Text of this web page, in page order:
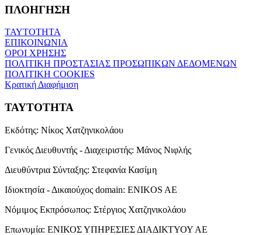
ΠΛΟΗΓΗΣΗ
ΤΑΥΤΟΤΗΤΑ
ΕΠΙΚΟΙΝΩΝΙΑ
ΟΡΟΙ ΧΡΗΣΗΣ
ΠΟΛΙΤΙΚΗ ΠΡΟΣΤΑΣΙΑΣ ΠΡΟΣΩΠΙΚΩΝ ΔΕΔΟΜΕΝΩΝ
ΠΟΛΙΤΙΚΗ COOKIES
Κρατική Διαφήμιση
ΤΑΥΤΟΤΗΤΑ
Εκδότης: Νίκος Χατζηνικολάου
Γενικός Διευθυντής - Διαχειριστής: Μάνος Νιφλής
Διευθύντρια Σύνταξης: Στεφανία Κασίμη
Ιδιοκτησία - Δικαιούχος domain: ENIKOS AE
Νόμιμος Εκπρόσωπος: Στέργιος Χατζηνικολάου
Επωνυμία: ΕΝΙΚΟΣ ΥΠΗΡΕΣΙΕΣ ΔΙΑΔΙΚΤΥΟΥ ΑΕ